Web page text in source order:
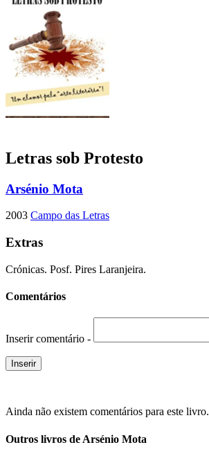
Letras sob Protesto
Arsénio Mota
2003 Campo das Letras
Extras
Crónicas. Posf. Pires Laranjeira.
Comentários
Inserir comentário -
Ainda não existem comentários para este livro.
Outros livros de Arsénio Mota